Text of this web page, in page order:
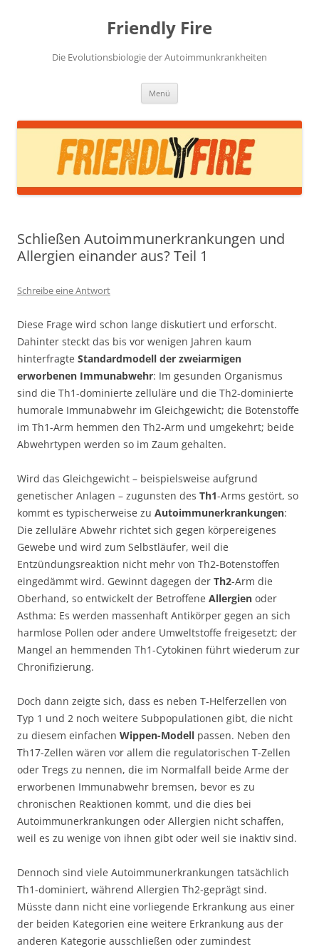
Friendly Fire
Die Evolutionsbiologie der Autoimmunkrankheiten
Menü
Schließen Autoimmunerkrankungen und
Allergien einander aus? Teil 1
Schreibe eine Antwort
Diese Frage wird schon lange diskutiert und erforscht.
Dahinter steckt das bis vor wenigen Jahren kaum
hinterfragte Standardmodell der zweiarmigen
erworbenen Immunabwehr: Im gesunden Organismus
sind die Th1-dominierte zelluläre und die Th2-dominierte
humorale Immunabwehr im Gleichgewicht; die Botenstoffe
im Th1-Arm hemmen den Th2-Arm und umgekehrt; beide
Abwehrtypen werden so im Zaum gehalten.
Wird das Gleichgewicht – beispielsweise aufgrund
genetischer Anlagen – zugunsten des Th1-Arms gestört, so
kommt es typischerweise zu Autoimmunerkrankungen:
Die zelluläre Abwehr richtet sich gegen körpereigenes
Gewebe und wird zum Selbstläufer, weil die
Entzündungsreaktion nicht mehr von Th2-Botenstoffen
eingedämmt wird. Gewinnt dagegen der Th2-Arm die
Oberhand, so entwickelt der Betroffene Allergien oder
Asthma: Es werden massenhaft Antikörper gegen an sich
harmlose Pollen oder andere Umweltstoffe freigesetzt; der
Mangel an hemmenden Th1-Cytokinen führt wiederum zur
Chronifizierung.
Doch dann zeigte sich, dass es neben T-Helferzellen von
Typ 1 und 2 noch weitere Subpopulationen gibt, die nicht
zu diesem einfachen Wippen-Modell passen. Neben den
Th17-Zellen wären vor allem die regulatorischen T-Zellen
oder Tregs zu nennen, die im Normalfall beide Arme der
erworbenen Immunabwehr bremsen, bevor es zu
chronischen Reaktionen kommt, und die dies bei
Autoimmunerkrankungen oder Allergien nicht schaffen,
weil es zu wenige von ihnen gibt oder weil sie inaktiv sind.
Dennoch sind viele Autoimmunerkrankungen tatsächlich
Th1-dominiert, während Allergien Th2-geprägt sind.
Müsste dann nicht eine vorliegende Erkrankung aus einer
der beiden Kategorien eine weitere Erkrankung aus der
anderen Kategorie ausschließen oder zumindest